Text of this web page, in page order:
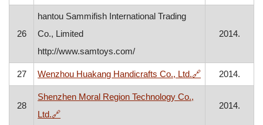
26
hantou Sammifish International Trading
Co., Limited
http://www.samtoys.com/
2014.
27 Wenzhou Huakang Handicrafts Co., Ltd.🔗, otvara se u
2014.
28
Shenzhen Moral Region Technology Co.,
Ltd.🔗, otvara se u novom prozoru
2014.